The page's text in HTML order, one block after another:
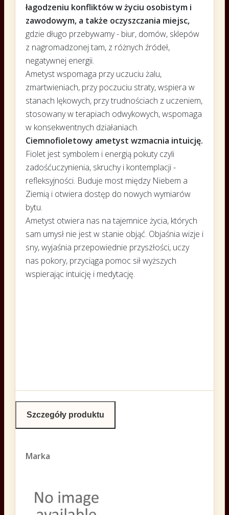
łagodzeniu konfliktów w życiu osobistym i
zawodowym, a także oczyszczania miejsc,
gdzie długo przebywamy - biur, domów, sklepów
z nagromadzonej tam, z różnych źródeł,
negatywnej energii.
Ametyst wspomaga przy uczuciu żalu,
zmartwieniach, przy poczuciu straty, wspiera w
stanach lękowych, przy trudnościach z uczeniem,
stosowany w terapiach odwykowych, wspomaga
w konsekwentnych działaniach.
Ciemnofioletowy ametyst wzmacnia intuicję.
Fiolet jest symbolem i energią pokuty czyli
zadośćuczynienia, skruchy i kontemplacji -
refleksyjności. Buduje most między Niebem a
Ziemią i otwiera dostęp do nowych wymiarów
bytu.
Ametyst otwiera nas na tajemnice życia, których
sam umysł nie jest w stanie objąć. Objaśnia wizje i
sny, wyjaśnia przepowiednie przyszłości, uczy
nas pokory, przyciąga pomoc sił wyższych
wspierając intuicję i medytację.
Szczegóły produktu
Marka